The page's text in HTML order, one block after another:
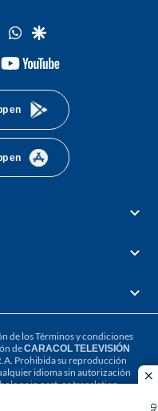
twitterwhatsapp
google
youtube-
en
en
de losTérminos y condiciones
deCARACOL TELEVISIÓN
Prohibida su reproducción
idioma sin autorización
or in part, or translation